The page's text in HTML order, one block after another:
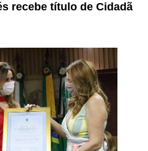
recebe título de Cidadã